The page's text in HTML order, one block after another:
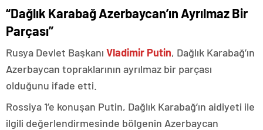
“Dağlık Karabağ Azerbaycan’ın Ayrılmaz Bir
Parçası”
Rusya Devlet Başkanı Vladimir Putin, Dağlık Karabağ’ın
Azerbaycan topraklarının ayrılmaz bir parçası
olduğunu ifade etti.
Rossiya 1’e konuşan Putin, Dağlık Karabağ’ın aidiyeti ile
ilgili değerlendirmesinde bölgenin Azerbaycan